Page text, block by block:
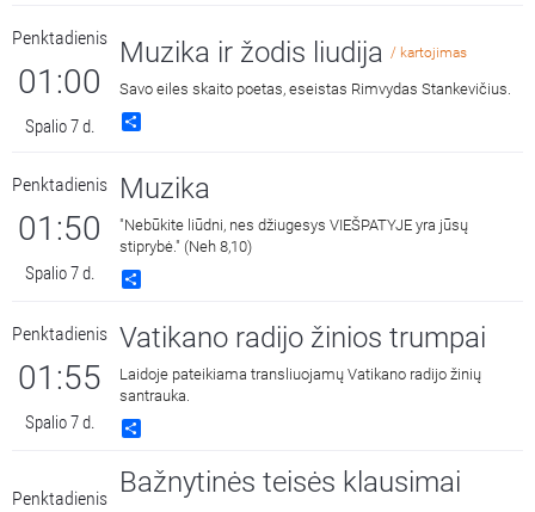
Penktadienis
01:00
Spalio 7 d.
Muzika ir žodis liudija / kartojimas
Savo eiles skaito poetas, eseistas Rimvydas Stankevičius.
Penktadienis
01:50
Spalio 7 d.
Muzika
"Nebūkite liūdni, nes džiugesys VIEŠPATYJE yra jūsų
stiprybė." (Neh 8,10)
Penktadienis
01:55
Spalio 7 d.
Vatikano radijo žinios trumpai
Laidoje pateikiama transliuojamų Vatikano radijo žinių
santrauka.
Penktadienis Bažnytinės teisės klausimai